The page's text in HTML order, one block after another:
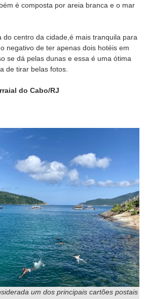
é composta por areia branca e o mar
do centro da cidade,é mais tranquila para
negativo de ter apenas dois hotéis em
se dá pelas dunas e essa é uma ótima
de tirar belas fotos.
do Cabo/RJ
um dos principais cartões postais